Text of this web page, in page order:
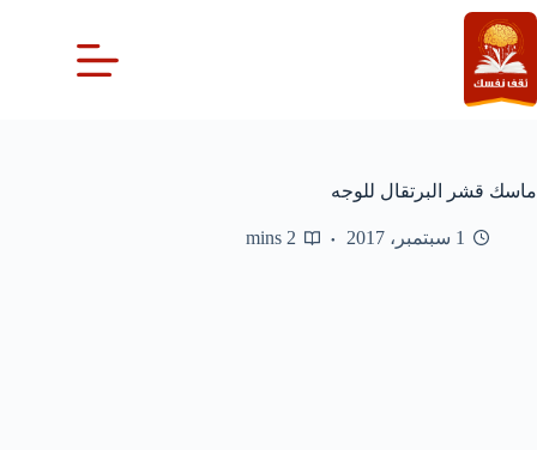
التجاوز
إلى
المحتوى
ماسك قشر البرتقال للوجه
1 سبتمبر، 2017 2 mins